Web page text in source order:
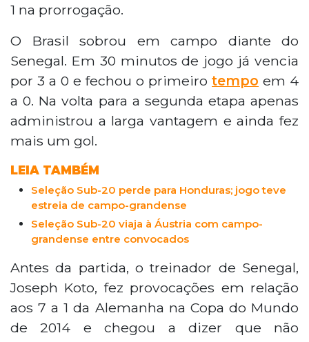
1 na prorrogação.
O Brasil sobrou em campo diante do
Senegal. Em 30 minutos de jogo já vencia
por 3 a 0 e fechou o primeiro tempo em 4
a 0. Na volta para a segunda etapa apenas
administrou a larga vantagem e ainda fez
mais um gol.
LEIA TAMBÉM
Seleção Sub-20 perde para Honduras; jogo teve
estreia de campo-grandense
Seleção Sub-20 viaja à Áustria com campo-
grandense entre convocados
Antes da partida, o treinador de Senegal,
Joseph Koto, fez provocações em relação
aos 7 a 1 da Alemanha na Copa do Mundo
de 2014 e chegou a dizer que não